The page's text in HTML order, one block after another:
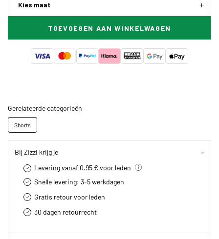
Kies maat
TOEVOEGEN AAN WINKELWAGEN
Gerelateerde categorieën
Shorts
Bij Zizzi krijg je
Levering vanaf 0.95 € voor leden
Snelle levering: 3-5 werkdagen
Gratis retour voor leden
30 dagen retourrecht­